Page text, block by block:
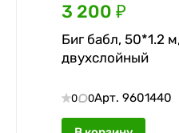
3 200 ₽
Биг бабл, 50*1.2
двухслойный
0 0Арт. 9601440